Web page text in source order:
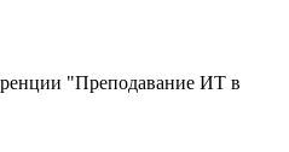
"Преподавание ИТ в